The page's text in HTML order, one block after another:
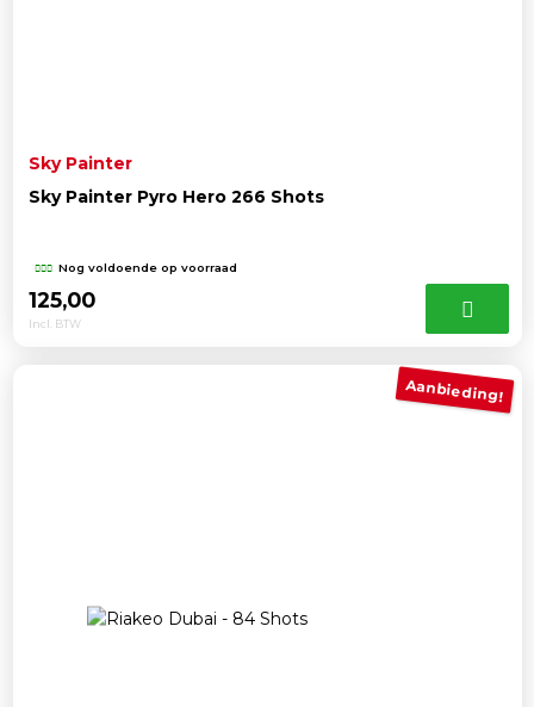
Sky Painter
Sky Painter Pyro Hero 266 Shots
Nog voldoende op voorraad
125,00
Incl. BTW
Aanbieding!